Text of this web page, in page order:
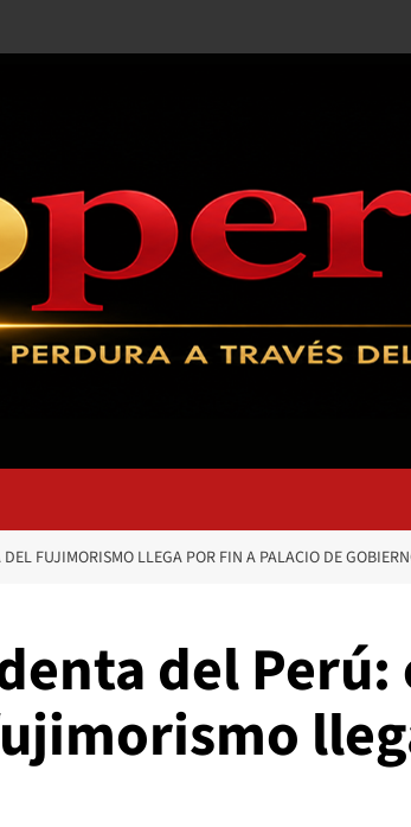
FUJIMORISMO LLEGA POR FIN A PALACIO DE
del Perú: